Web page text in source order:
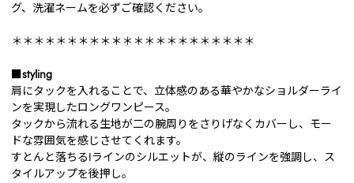
グ、洗濯ネームを必ずご確認ください。
＊＊＊＊＊＊＊＊＊＊＊＊＊＊＊＊＊＊＊＊＊＊
■styling
肩にタックを入れることで、立体感のある華やかなショルダーライ
ンを実現したロングワンピース。
タックから流れる生地が二の腕周りをさりげなくカバーし、モー
ドな雰囲気を感じさせてくれます。
すとんと落ちるIラインのシルエットが、縦のラインを強調し、ス
タイルアップを後押し。